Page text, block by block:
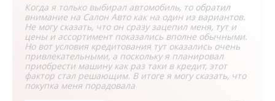
Когда я только выбирал автомобиль, то обратил
внимание на Салон Авто как на один из вариантов.
Не могу сказать, что он сразу зацепил меня, тут и
цены и ассортимент показались вполне обычными.
Но вот условия кредитования тут оказались очень
привлекательными, а поскольку я планировал
приобрести машину как раз таки в кредит, этот
фактор стал решающим. В итоге я могу сказать, что
покупка меня порадовала